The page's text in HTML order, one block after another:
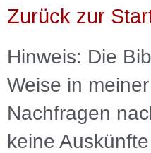
Zurück zur
Hinweis: Die
Weise in
Nachfragen
keine